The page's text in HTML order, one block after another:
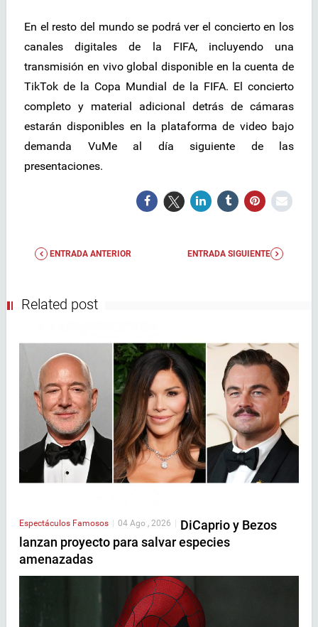
En el resto del mundo se podrá ver el concierto en los
canales digitales de la FIFA, incluyendo una
transmisión en vivo global disponible en la cuenta de
TikTok de la Copa Mundial de la FIFA. El concierto
completo y material adicional detrás de cámaras
estarán disponibles en la plataforma de video bajo
demanda VuMe al día siguiente de las
presentaciones.
ENTRADA ANTERIOR ENTRADA SIGUIENTE
Related post
Espectáculos Famosos 04 Ago , 2026
DiCaprio y Bezos
lanzan proyecto para salvar especies
amenazadas